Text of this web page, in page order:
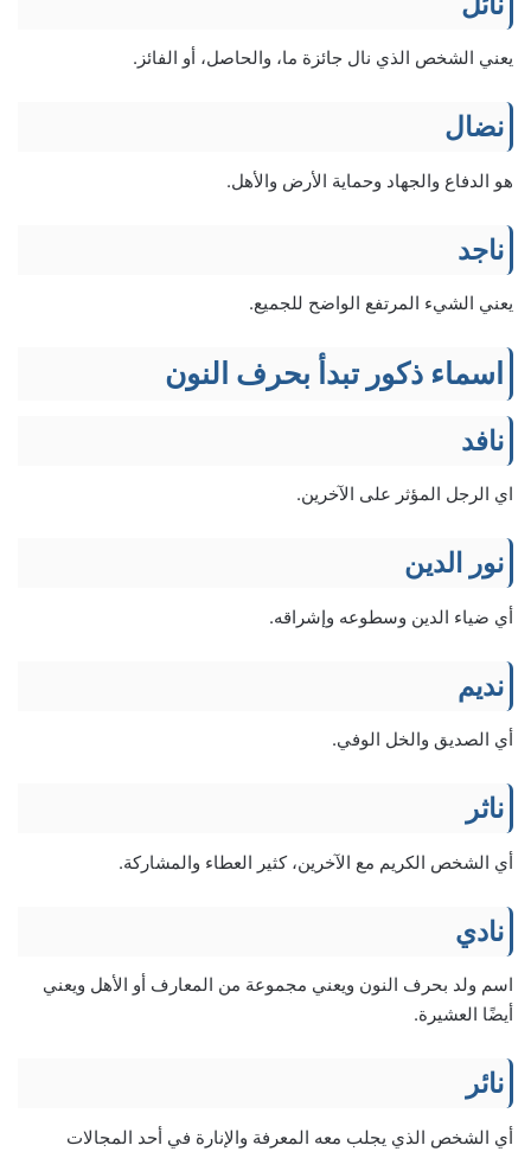
يعني الشخص الذي نال جائزة ما، والحاصل، أو الفائز.
نضال
هو الدفاع والجهاد وحماية الأرض والأهل.
ناجد
يعني الشيء المرتفع الواضح للجميع.
اسماء ذكور تبدأ بحرف النون
نافد
اي الرجل المؤثر على الآخرين.
نور الدين
أي ضياء الدين وسطوعه وإشراقه.
نديم
أي الصديق والخل الوفي.
ناثر
أي الشخص الكريم مع الآخرين، كثير العطاء والمشاركة.
نادي
اسم ولد بحرف النون ويعني مجموعة من المعارف أو الأهل ويعني
أيضًا العشيرة.
نائر
أي الشخص الذي يجلب معه المعرفة والإنارة في أحد المجالات